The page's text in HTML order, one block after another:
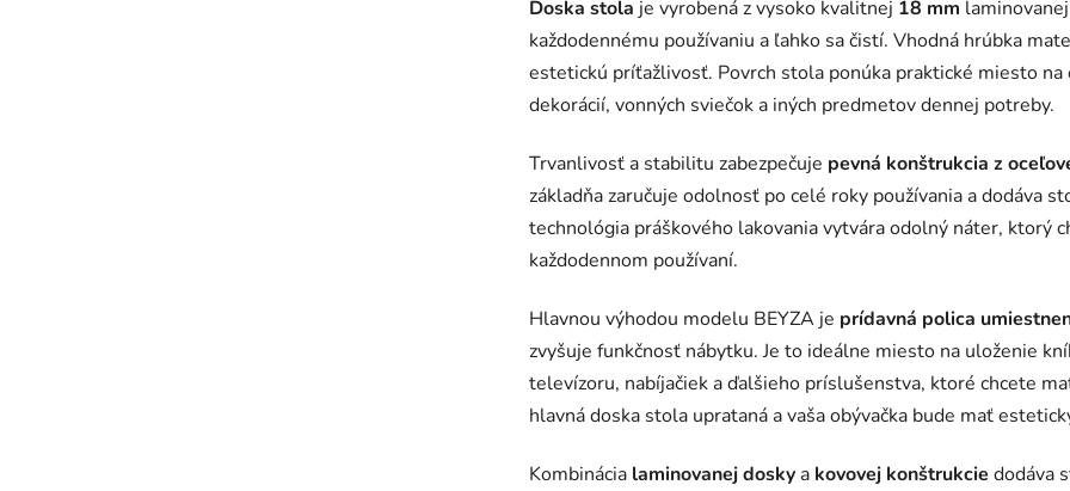
Doska stola je vyrobená z vysoko kvalitnej 18 mm
každodennému používaniu a ľahko sa čistí. Vhodná hrúbka
estetickú príťažlivosť. Povrch stola ponúka praktické miesto na
dekorácií, vonných sviečok a iných predmetov dennej potreby.
Trvanlivosť a stabilitu zabezpečuje pevná konštrukcia z
základňa zaručuje odolnosť po celé roky používania a dodáva
technológia práškového lakovania vytvára odolný náter, ktorý
každodennom používaní.
Hlavnou výhodou modelu BEYZA je prídavná polica
zvyšuje funkčnosť nábytku. Je to ideálne miesto na uloženie
televízoru, nabíjačiek a ďalšieho príslušenstva, ktoré chcete
hlavná doska stola uprataná a vaša obývačka bude mať
Kombinácia laminovanej dosky a kovovej konštrukcie dodáva